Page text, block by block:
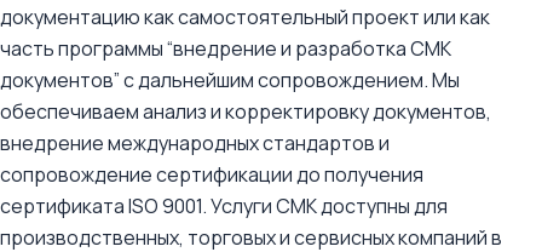
документацию как самостоятельный проект или как
часть программы “внедрение и разработка СМК
документов” с дальнейшим сопровождением. Мы
обеспечиваем анализ и корректировку документов,
внедрение международных стандартов и
сопровождение сертификации до получения
сертификата ISO 9001. Услуги СМК доступны для
производственных, торговых и сервисных компаний в